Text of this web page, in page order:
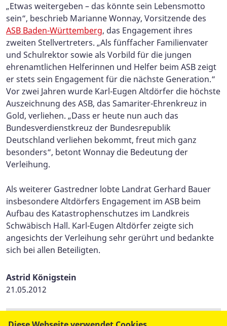
„Etwas weitergeben – das könnte sein Lebensmotto
sein“, beschrieb Marianne Wonnay, Vorsitzende des
ASB Baden-Württemberg, das Engagement ihres
zweiten Stellvertreters. „Als fünffacher Familienvater
und Schulrektor sowie als Vorbild für die jungen
ehrenamtlichen Helferinnen und Helfer beim ASB zeigt
er stets sein Engagement für die nächste Generation.“
Vor zwei Jahren wurde Karl-Eugen Altdörfer die höchste
Auszeichnung des ASB, das Samariter-Ehrenkreuz in
Gold, verliehen. „Dass er heute nun auch das
Bundesverdienstkreuz der Bundesrepublik
Deutschland verliehen bekommt, freut mich ganz
besonders“, betont Wonnay die Bedeutung der
Verleihung.
Als weiterer Gastredner lobte Landrat Gerhard Bauer
insbesondere Altdörfers Engagement im ASB beim
Aufbau des Katastrophenschutzes im Landkreis
Schwäbisch Hall. Karl-Eugen Altdörfer zeigte sich
angesichts der Verleihung sehr gerührt und bedankte
sich bei allen Beteiligten.
Astrid Königstein
21.05.2012